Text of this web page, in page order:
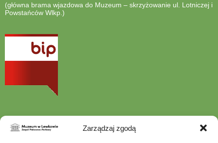
Zarządzaj zgodą
(główna brama wjazdowa do Muzeum – skrzyżowanie ul. Lotniczej i
Powstańców Wlkp.)
otwiera
nowej